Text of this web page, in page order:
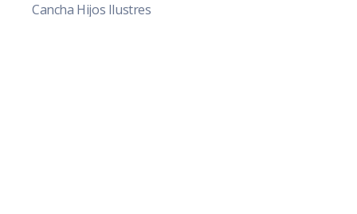
Cancha Hijos Ilustres